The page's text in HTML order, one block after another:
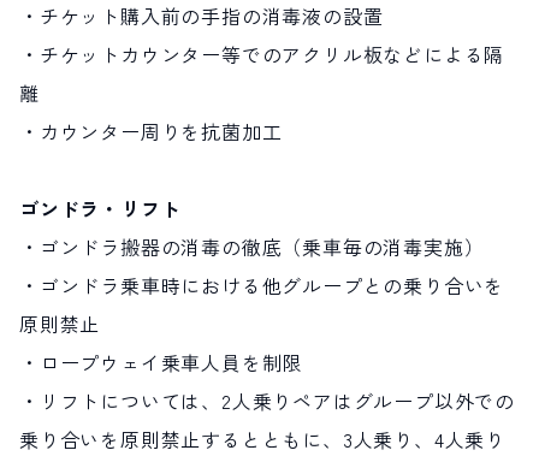
・チケット購入前の手指の消毒液の設置
・チケットカウンター等でのアクリル板などによる隔
離
・カウンター周りを抗菌加工
ゴンドラ・リフト
・ゴンドラ搬器の消毒の徹底（乗車毎の消毒実施）
・ゴンドラ乗車時における他グループとの乗り合いを
原則禁止
・ロープウェイ乗車人員を制限
・リフトについては、2人乗りペアはグループ以外での
乗り合いを原則禁止するとともに、3人乗り、4人乗り